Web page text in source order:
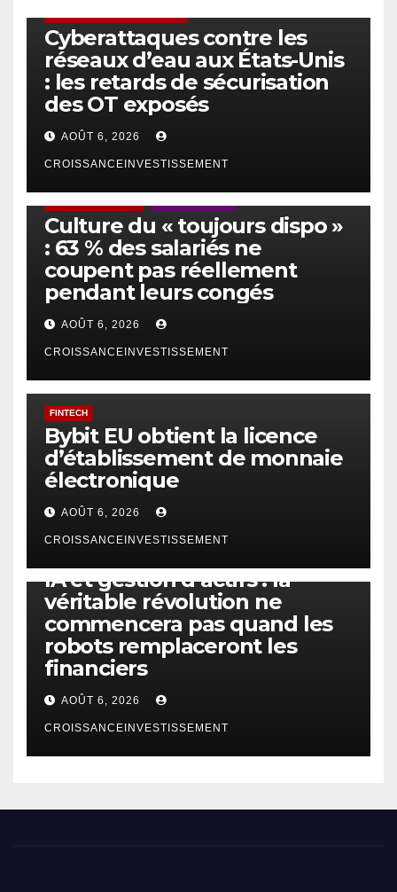
Cyberattaques contre les
réseaux d’eau aux États-Unis
: les retards de sécurisation
des OT exposés
AOÛT 6, 2026
CROISSANCEINVESTISSEMENT
Culture du « toujours dispo »
: 63 % des salariés ne
coupent pas réellement
pendant leurs congés
AOÛT 6, 2026
CROISSANCEINVESTISSEMENT
FINTECH
Bybit EU obtient la licence
d’établissement de monnaie
électronique
AOÛT 6, 2026
CROISSANCEINVESTISSEMENT
IA et gestion d’actifs : la
véritable révolution ne
commencera pas quand les
robots remplaceront les
financiers
AOÛT 6, 2026
CROISSANCEINVESTISSEMENT